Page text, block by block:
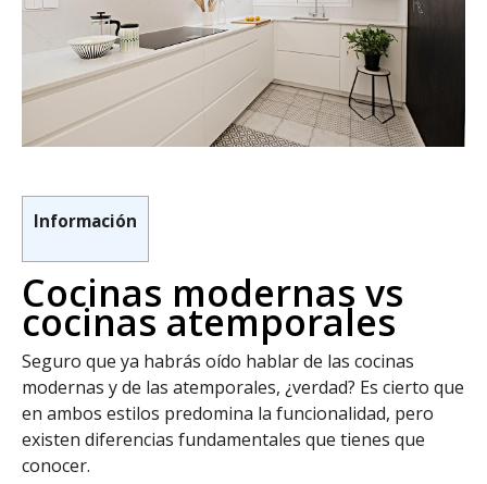
Información
Cocinas modernas vs
cocinas atemporales
Seguro que ya habrás oído hablar de las cocinas
modernas y de las atemporales, ¿verdad? Es cierto que
en ambos estilos predomina la funcionalidad, pero
existen diferencias fundamentales que tienes que
conocer.